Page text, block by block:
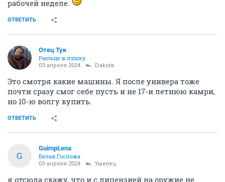
рабочей неделе.
ОТВЕТИТЬ
Отец Тук
Рыльце в пушку
03 апреля 2024 Dаkota
Это смотря какие машины. Я после универа тоже
почти сразу смог себе пусть и не 17-и летнюю камри,
но 10-ю волгу купить.
ОТВЕТИТЬ
G
GuimpLena
Белая Госпожа
03 апреля 2024 Ушелец
я отсюда скажу, что и с лицензией на оружие не